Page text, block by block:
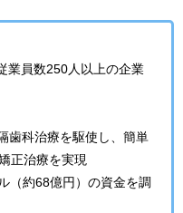
業員数250人以上の企業
歯科治療を駆使し、簡単
正治療を実現
（約68億円）の資金を調